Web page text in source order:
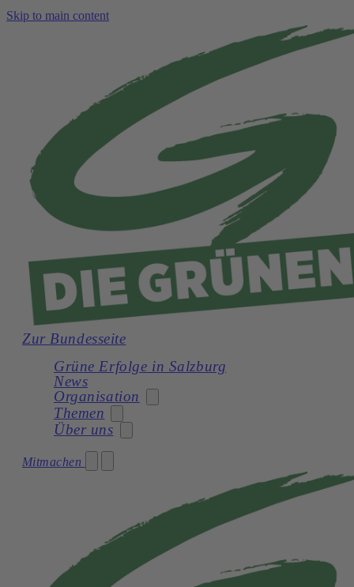
Skip to main content
Zur Bundesseite
Grüne Erfolge in Salzburg
News
Organisation
Stadträtin
Gemeinderatswahl 2024 – Unser Team
Themen
Soziales
Verkehr und Mobilität
Kultur
Über uns
Unsere Statuten
Geschichte
Mitmachen